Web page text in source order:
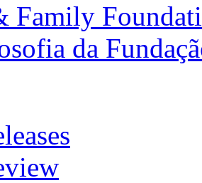
Family
da